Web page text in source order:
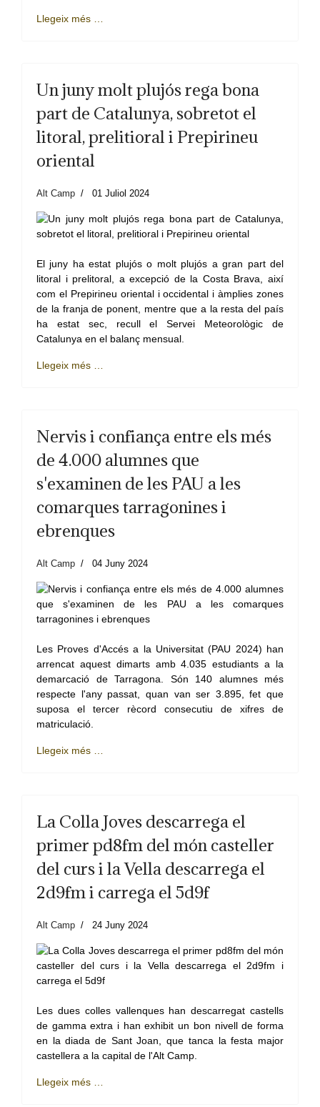
Llegeix més …
Un juny molt plujós rega bona
part de Catalunya, sobretot el
litoral, prelitioral i Prepirineu
oriental
Alt Camp 01 Juliol 2024
El juny ha estat plujós o molt plujós a gran part del
litoral i prelitoral, a excepció de la Costa Brava, així
com el Prepirineu oriental i occidental i àmplies zones
de la franja de ponent, mentre que a la resta del país
ha estat sec, recull el Servei Meteorològic de
Catalunya en el balanç mensual.
Llegeix més …
Nervis i confiança entre els més
de 4.000 alumnes que
s'examinen de les PAU a les
comarques tarragonines i
ebrenques
Alt Camp 04 Juny 2024
Les Proves d'Accés a la Universitat (PAU 2024) han
arrencat aquest dimarts amb 4.035 estudiants a la
demarcació de Tarragona. Són 140 alumnes més
respecte l'any passat, quan van ser 3.895, fet que
suposa el tercer rècord consecutiu de xifres de
matriculació.
Llegeix més …
La Colla Joves descarrega el
primer pd8fm del món casteller
del curs i la Vella descarrega el
2d9fm i carrega el 5d9f
Alt Camp 24 Juny 2024
Les dues colles vallenques han descarregat castells
de gamma extra i han exhibit un bon nivell de forma
en la diada de Sant Joan, que tanca la festa major
castellera a la capital de l'Alt Camp.
Llegeix més …